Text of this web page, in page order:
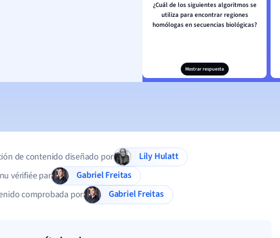
¿Cuál de los siguientes algoritmos se
utiliza para encontrar regiones
homólogas en secuencias biológicas?
Mostrar respuesta
de contenido diseñado por
Lily Hulatt
vérifiée par
Gabriel Freitas
comprobada por
Gabriel Freitas